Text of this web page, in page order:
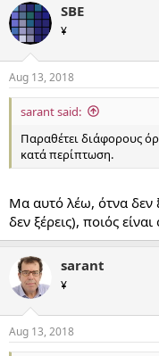
ρατσισμού.
SBE
¥
Aug 13, 2018
sarant said:
Παραθέτει διάφορους
κατά περίπτωση.
Mα αυτό λέω, ότνα δεν
δεν ξέρεις), ποιός
sarant
¥
Aug 13, 2018